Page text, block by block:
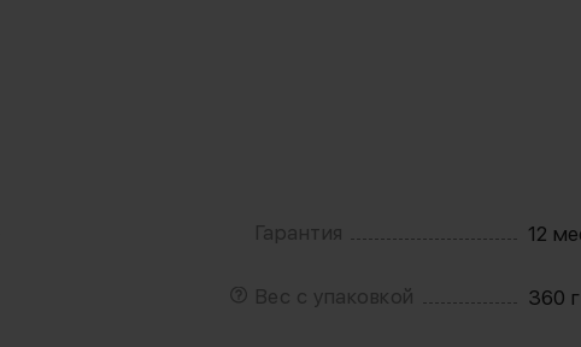
Гарантия 12
Вес с упаковкой 360 г